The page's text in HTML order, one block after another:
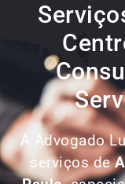
A Advogado
serviços de